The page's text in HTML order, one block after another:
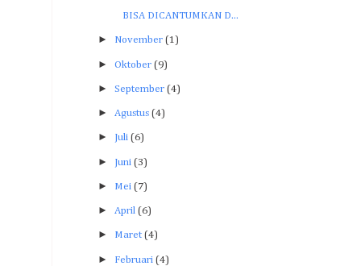
BISA DICANTUMKAN D...
► November (1)
► Oktober (9)
► September (4)
► Agustus (4)
► Juli (6)
► Juni (3)
► Mei (7)
► April (6)
► Maret (4)
► Februari (4)